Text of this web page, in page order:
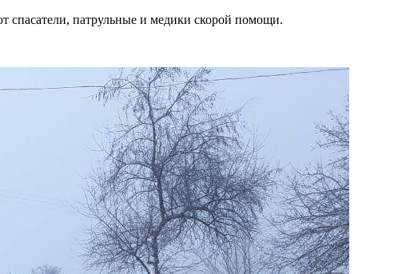
патрульные и медики скорой помощи.